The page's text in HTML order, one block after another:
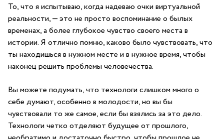
То, что я испытываю, когда надеваю очки виртуальной
реальности, — это не просто воспоминание о былых
временах, а более глубокое чувство своего места в
истории. Я отлично помню, каково было чувствовать, что
ты находишься в нужном месте и в нужное время, чтобы
наконец решить проблемы человечества.
Вы можете подумать, что технологи слишком много о
себе думают, особенно в молодости, но вы бы
чувствовали то же самое, если бы взялись за это дело.
Технологи четко отделяют будущее от прошлого,